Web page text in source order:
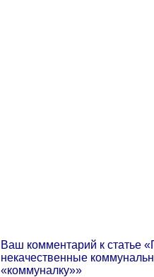
Ваш комментарий к
некачественные
«коммуналку»»